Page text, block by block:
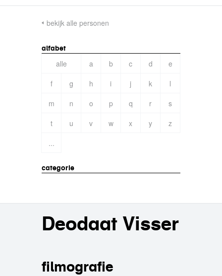
bekijk alle personen
alfabet
alle a b c d
e
f
g h i j k
l
m
n o p q r
s
t
u v w x y
z
...
categorie
Deodaat Visser
filmografie